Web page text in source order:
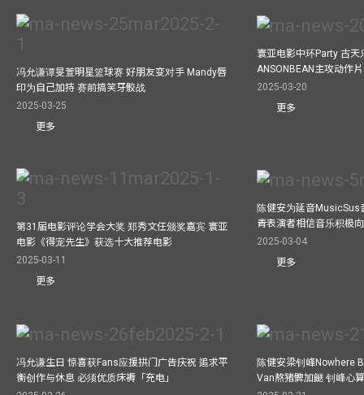
冯允谦谭旻萱明星篮球赛 好朋友变对手 Mandy唇
印为自己加持 赛前搞笑牙骹战
2025-03-25
更多
寰亚电影中环Party 古
ANSONBEAN主攻动作
2025-03-20
更多
第31届电影评论学会大奖 郑秀文任颁奖嘉宾 寰亚
电影《得宠先生》获选十大推荐电影
2025-03-11
更多
陈健安为延音MusicSus
青表演者相信音乐积极
2025-03-04
更多
冯允谦生日 惊喜获Fans应援拱门广告庆祝 追求平
衡创作与休息 必须优质床褥「充电」
陈健安梁钊峰Nowhere
Van熬猪髀加餸 钊峰心